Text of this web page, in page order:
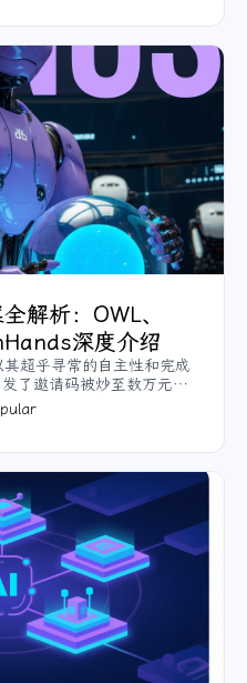
解析：OWL、
深度介绍
超乎寻常的自主性和完成
了邀请码被炒至数万元的
槛之外，开源社区已经迅
似甚至有过之而无不及的
体验。